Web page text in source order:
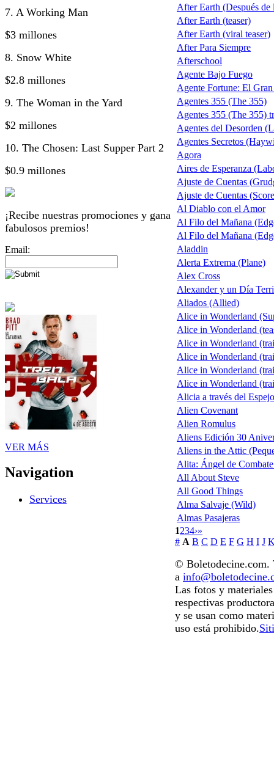
7. A Working Man
$3 millones
8. Snow White
$2.8 millones
9. The Woman in the Yard
$2 millones
10. The Chosen: Last Supper Part 2
$0.9 millones
¡Recibe nuestras promociones y gana
fabulosos premios!
Email:
VER MÁS
Navigation
Services
After Earth (Después de
After Earth (teaser)
After Earth (viral teaser)
After Para Siempre
Afterschool
Agente Bajo Fuego
Agente Fortune: El
Agentes 355 (The 355)
Agentes 355 (The 355)
Agentes del Desorden
Agentes Secretos
Agora
Aires de Esperanza
Ajuste de Cuentas
Ajuste de Cuentas
Al Diablo con el Amor
Al Filo del Mañana
Al Filo del Mañana
Aladdin
Alerta Extrema (Plane)
Alex Cross
Alexander y un Día
Aliados (Allied)
Alice in Wonderland
Alice in Wonderland
Alice in Wonderland
Alice in Wonderland
Alice in Wonderland
Alice in Wonderland
Alicia a través del
Alien Covenant
Alien Romulus
Aliens Edición 30
Aliens in the Attic
Alita: Ángel de
All About Steve
All Good Things
Alma Salvaje (Wild)
Almas Pasajeras
1234›»
# A B C D E F G H I J
© Boletodecine.com.
a
Las fotos y
respectivas
y se usan como
uso está prohibido.